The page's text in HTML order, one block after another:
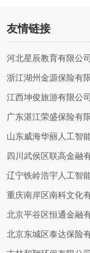
友情链接
河北星辰教育有限公司
浙江湖州金源保险有
江西坤俊旅游有限公司
广东湛江荣盛保险有
山东威海华丽人工智
四川武侯区联高金融
辽宁铁岭浩宇人工智
重庆南岸区南科文化
北京平谷区恒通金融
北京东城区泰达保险